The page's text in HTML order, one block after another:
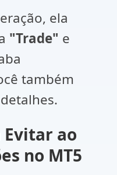
ela
"Trade" e
também
Evitar ao
no MT5